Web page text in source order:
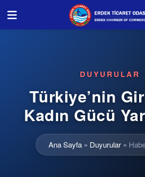
DUYURULAR
Türkiye’nin
Kadın Gücü
Ana Sayfa » Duyurular »